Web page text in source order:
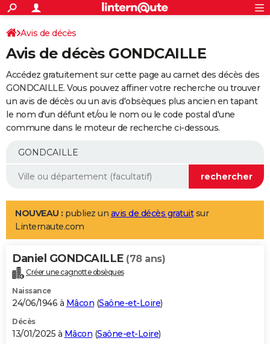
ACTUALITÉS
Politique
Société
Faits Divers
Education
Monde
Villes
+
SPORT
Coupe du monde 2026
Football
Tennis
Cyclisme
Rugby
Forum
Programme TV
TNT
Streaming
Cinéma
Sorties cinéma
Musique
+
FINANCE
Impôts
Immobilier
Risques naturels par ville
Banque
Assurance
Crédit
AUTO
Essais
Réserver un essai
Citadines
Berlines
SUV
Forum auto
+
Mobiles
Meilleur smartphone
Internet
Ordinateurs
Jeux vidéo
Guide high-tech
Aménagement intérieur
LIFESTYLE
Art de vivre
Bien-être
Loisirs
Mode
Modes de vie
Alimentation
Guide de la santé
Maladies
Médicaments
Sommeil
VOYAGE
Destinations
City break
Voyage nature
Voyage de noces
Forum
Climat
+PHOTO
GUIDES D'ACHAT
BONS PLANS
Avis de décès
Avis de décès GONDCAILLE
Accédez gratuitement sur cette page au carnet des décès des
GONDCAILLE. Vous pouvez affiner votre recherche ou trouver
un avis de décès ou un avis d'obsèques plus ancien en tapant
le nom d'un défunt et/ou le nom ou le code postal d'une
commune dans le moteur de recherche ci-dessous.
NOUVEAU : publiez un avis de décès gratuitsur
Linternaute.com
Daniel GONDCAILLE (78 ans)
Créer une cagnotte obsèques
Naissance
24/06/1946 à Mâcon (Saône-et-Loire)
Décès
13/01/2025 à Mâcon (Saône-et-Loire)